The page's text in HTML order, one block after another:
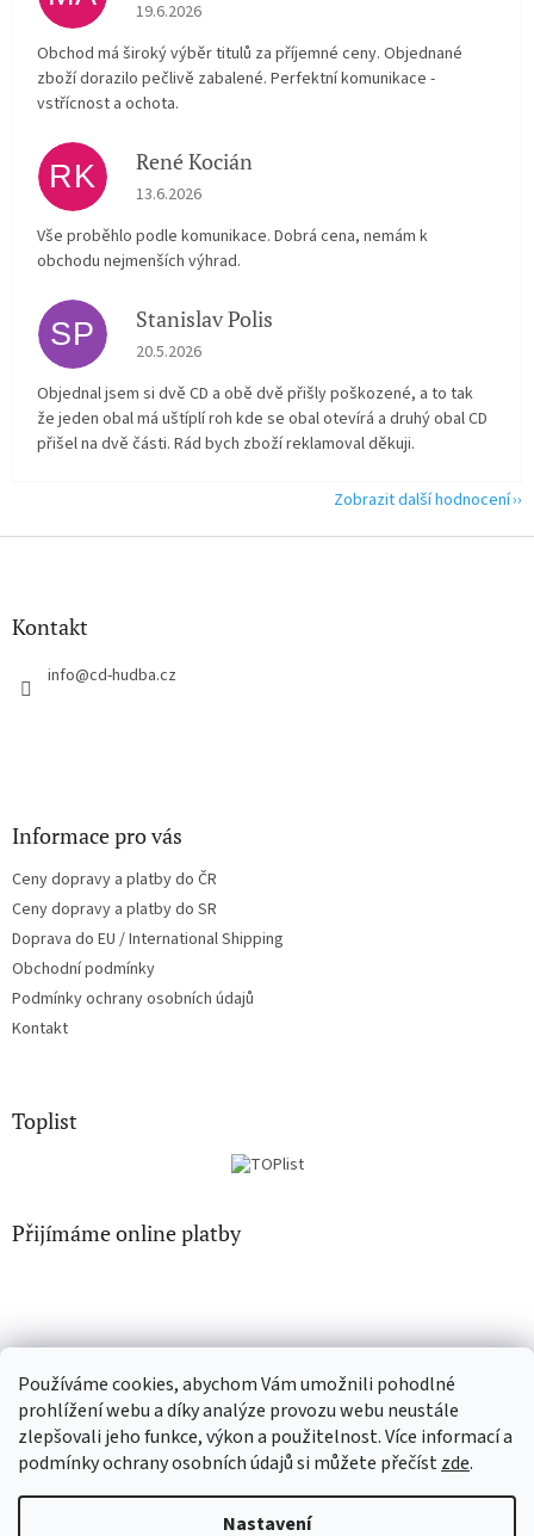
Používáme cookies, abychom Vám umožnili pohodlné
prohlížení webu a díky analýze provozu webu neustále
zlepšovali jeho funkce, výkon a použitelnost. Více informací a
podmínky ochrany osobních údajů si můžete přečístzde.
Nastavení
Hodnocení obchodu je 5 z 5 hvězdiček.
19.6.2026
Obchod má široký výběr titulů za příjemné ceny. Objednané
zboží dorazilo pečlivě zabalené. Perfektní komunikace -
vstřícnost a ochota.
RK René Kocián
Hodnocení obchodu je 5 z 5 hvězdiček.
13.6.2026
Vše proběhlo podle komunikace. Dobrá cena, nemám k
obchodu nejmenších výhrad.
SP Stanislav Polis
Hodnocení obchodu je 2 z 5 hvězdiček.
20.5.2026
Objednal jsem si dvě CD a obě dvě přišly poškozené, a to tak
že jeden obal má uštíplí roh kde se obal otevírá a druhý obal CD
přišel na dvě části. Rád bych zboží reklamoval děkuji.
Zobrazit další hodnocení
Z
Kontakt
info@cd-hudba.cz
Informace pro vás
Ceny dopravy a platby do ČR
Ceny dopravy a platby do SR
Doprava do EU / International Shipping
Obchodní podmínky
Podmínky ochrany osobních údajů
Kontakt
Toplist
Přijímáme online platby
EN-filmy.cz CD-Soundtrack.cz
Vytvořil Shoptet